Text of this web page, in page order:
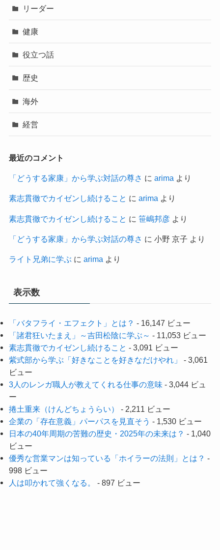
リーダー
健康
役立つ話
歴史
海外
経営
最近のコメント
「どうする家康」から学ぶ対話の尊さ に arima より
素志貫徹でカイゼンし続けること に arima より
素志貫徹でカイゼンし続けること に 笹嶋邦彦より
「どうする家康」から学ぶ対話の尊さ に 小野 京子 より
ライト兄弟に学ぶ に arima より
表示数
「バタフライ・エフェクト」とは？ - 16,147 ビュー
「諸君狂いたまえ」～吉田松陰に学ぶ～ - 11,053 ビュー
素志貫徹でカイゼンし続けること - 3,091 ビュー
紫式部から学ぶ「好きなことを好きなだけやれ」
- 3,061
ビュー
3人のレンガ職人が教えてくれる仕事の意味 - 3,044 ビュ
ー
捲土重来（けんどちょうらい）
- 2,211 ビュー
企業の「存在意義」パーパスを見直そう - 1,530 ビュー
日本の40年周期の苦難の歴史・2025年の未来は？ - 1,040
ビュー
優秀な営業マンは知っている「ホイラーの法則」とは？ -
998 ビュー
人は叩かれて強くなる。
- 897 ビュー